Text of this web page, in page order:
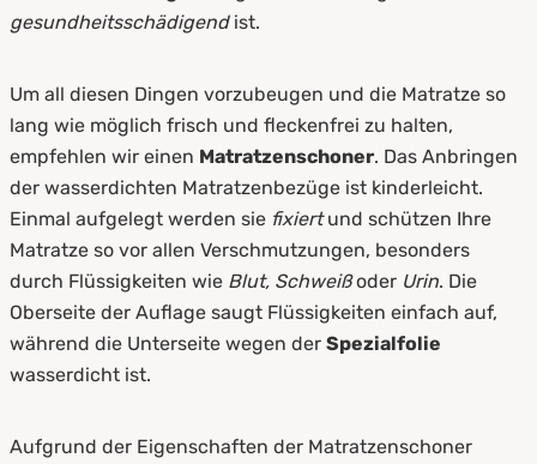
gesundheitsschädigendist.
Um all diesen Dingen vorzubeugen und die Matratze so
lang wie möglich frisch und fleckenfrei zu halten,
empfehlen wir einen Matratzenschoner. Das Anbringen
der wasserdichten Matratzenbezüge ist kinderleicht.
Einmal aufgelegt werden sie fixiertund schützen Ihre
Matratze so vor allen Verschmutzungen, besonders
durch Flüssigkeiten wie Blut, Schweißoder Urin. Die
Oberseite der Auflage saugt Flüssigkeiten einfach auf,
während die Unterseite wegen der Spezialfolie
wasserdicht ist.
Aufgrund der Eigenschaften der Matratzenschoner